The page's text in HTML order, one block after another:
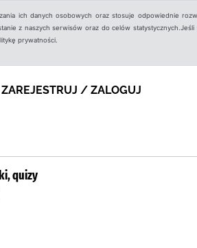
ich danych osobowych oraz stosuje odpowiednie
z naszych serwisów oraz do celów
prywatności.
ZAREJESTRUJ / ZALOGUJ
quizy